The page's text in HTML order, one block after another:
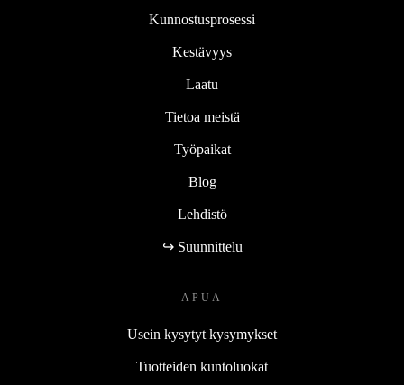
Kunnostusprosessi
Kestävyys
Laatu
Tietoa meistä
Työpaikat
Blog
Lehdistö
↪ Suunnittelu
APUA
Usein kysytyt kysymykset
Tuotteiden kuntoluokat